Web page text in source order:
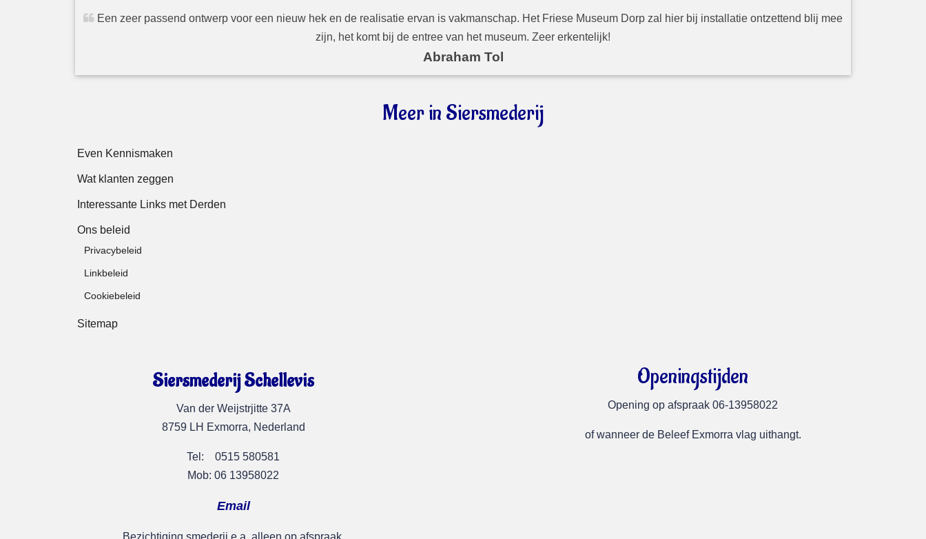
Een zeer passend ontwerp voor een nieuw hek en de realisatie ervan is vakmanschap. Het Friese Museum Dorp zal hier bij installatie ontzettend blij mee
zijn, het komt bij de entree van het museum. Zeer erkentelijk!
Abraham Tol
Meer in Siersmederij
Even Kennismaken
Wat klanten zeggen
Interessante Links met Derden
Ons beleid
Privacybeleid
Linkbeleid
Cookiebeleid
Sitemap
Siersmederij Schellevis
Van der Weijstrjitte 37A
8759 LH Exmorra, Nederland
Tel: 0515 580581
Mob: 06 13958022
Email
Bezichtiging smederij e.a. alleen op afspraak.
Openingstijden
Opening op afspraak 06-13958022
of wanneer de Beleef Exmorra vlag uithangt.